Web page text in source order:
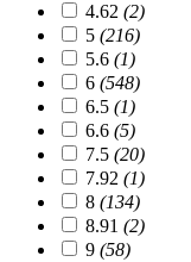
4.62 (2)
5 (216)
5.6 (1)
6 (548)
6.5 (1)
6.6 (5)
7.5 (20)
7.92 (1)
8 (134)
8.91 (2)
9 (58)